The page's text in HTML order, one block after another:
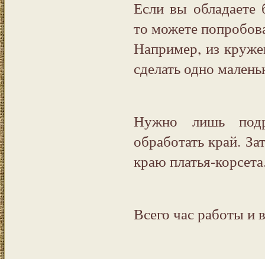
Если вы
то можете
Например, из
сделать одно
Нужно лишь
обработать край.
краю платья-
Всего час работы и